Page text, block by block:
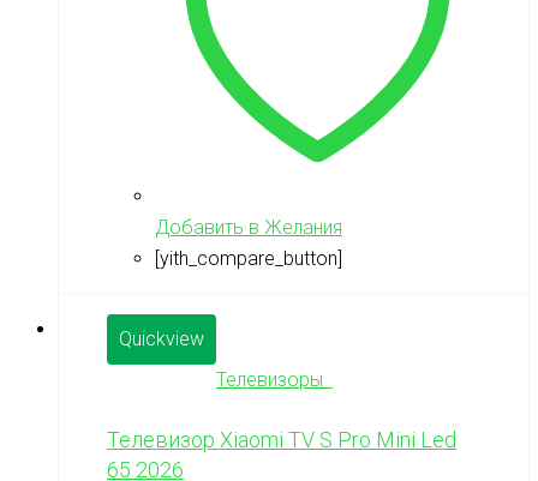
Добавить в Желания
[yith_compare_button]
Quickview
Телевизоры
Телевизор Xiaomi TV S Pro Mini Led
65 2026